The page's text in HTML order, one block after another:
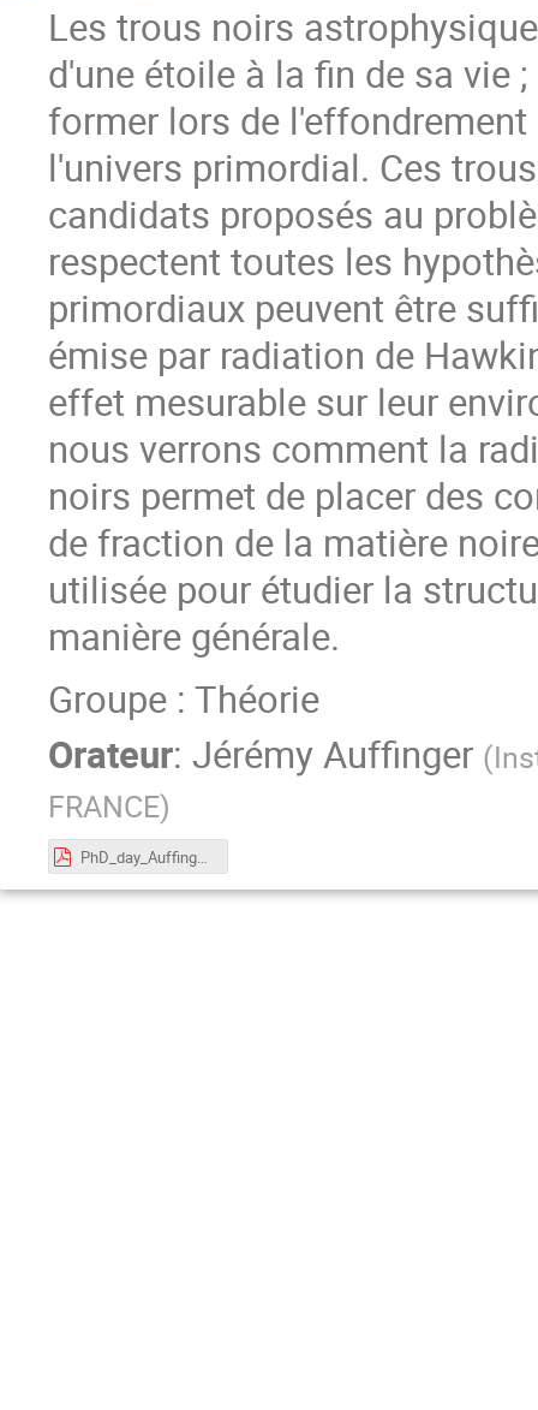
Les trous noirs
d'une étoile à la fin de sa vie
former lors de
l'univers primordial. Ces
candidats proposés au
respectent toutes les
primordiaux peuvent être
émise par radiation de
effet mesurable sur leur
nous verrons comment la
noirs permet de placer des
de fraction de la matière
utilisée pour étudier la
manière générale.
Groupe : Théorie
Orateur: Jérémy Auffinger (
FRANCE)
PhD_day_Auffinger.pdf